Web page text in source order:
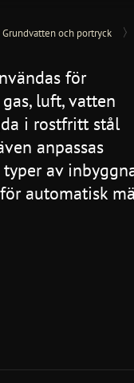
Grundvatten och portryck
för
luft, vatten
i rostfritt stål
anpassas
av
automatisk